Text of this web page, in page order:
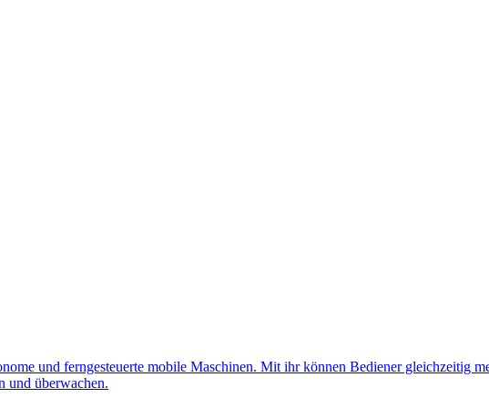
und ferngesteuerte mobile Maschinen. Mit ihr können Bediener gleichzeitig
und überwachen.